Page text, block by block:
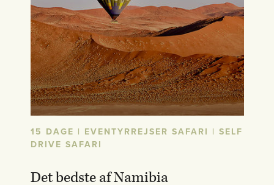
15 DAGE | EVENTYRREJSER SAFARI | SELF
DRIVE SAFARI
Det bedste af Namibia